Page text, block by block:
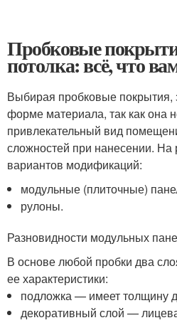
Пробковые
потолка: всё, что
Выбирая пробковые покрытия,
форме материала, так как она
привлекательный вид
сложностей при нанесении. На
вариантов модификаций:
модульные (плиточные)
рулоны.
Разновидности модульных
В основе любой пробки два
ее характеристики:
подложка — имеет толщину
декоративный слой —